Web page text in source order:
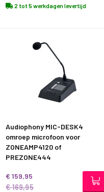
2 tot 5 werkdagen levertijd
Audiophony MIC-DESK4
omroep microfoon voor
ZONEAMP4120 of
PREZONE444
€ 159,95
€ 169,95